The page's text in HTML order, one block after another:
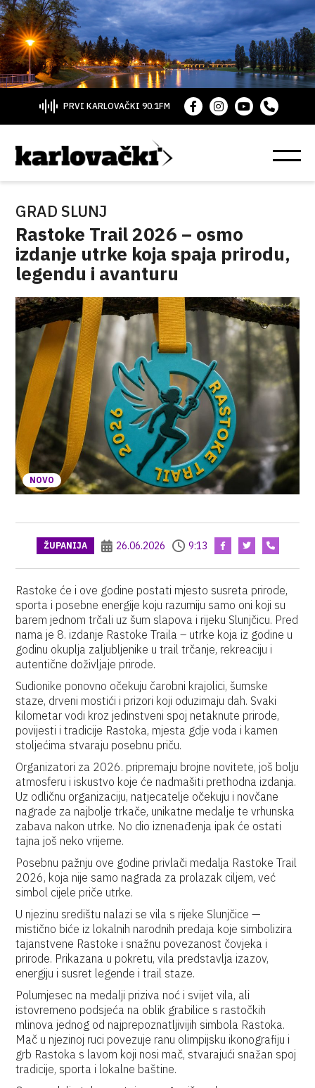
PRVI KARLOVAČKI 90.1FM
GRAD SLUNJ
Rastoke Trail 2026 – osmo
izdanje utrke koja spaja prirodu,
legendu i avanturu
NOVO
ŽUPANIJA 26.06.2026 9:13
Rastoke će i ove godine postati mjesto susreta prirode,
sporta i posebne energije koju razumiju samo oni koji su
barem jednom trčali uz šum slapova i rijeku Slunjčicu. Pred
nama je 8. izdanje Rastoke Traila – utrke koja iz godine u
godinu okuplja zaljubljenike u trail trčanje, rekreaciju i
autentične doživljaje prirode.
Sudionike ponovno očekuju čarobni krajolici, šumske
staze, drveni mostići i prizori koji oduzimaju dah. Svaki
kilometar vodi kroz jedinstveni spoj netaknute prirode,
povijesti i tradicije Rastoka, mjesta gdje voda i kamen
stoljećima stvaraju posebnu priču.
Organizatori za 2026. pripremaju brojne novitete, još bolju
atmosferu i iskustvo koje će nadmašiti prethodna izdanja.
Uz odličnu organizaciju, natjecatelje očekuju i novčane
nagrade za najbolje trkače, unikatne medalje te vrhunska
zabava nakon utrke. No dio iznenađenja ipak će ostati
tajna još neko vrijeme.
Posebnu pažnju ove godine privlači medalja Rastoke Trail
2026, koja nije samo nagrada za prolazak ciljem, već
simbol cijele priče utrke.
U njezinu središtu nalazi se vila s rijeke Slunjčice —
mistično biće iz lokalnih narodnih predaja koje simbolizira
tajanstvene Rastoke i snažnu povezanost čovjeka i
prirode. Prikazana u pokretu, vila predstavlja izazov,
energiju i susret legende i trail staze.
Polumjesec na medalji priziva noć i svijet vila, ali
istovremeno podsjeća na oblik grabilice s rastočkih
mlinova jednog od najprepoznatljivijih simbola Rastoka.
Mač u njezinoj ruci povezuje ranu olimpijsku ikonografiju i
grb Rastoka s lavom koji nosi mač, stvarajući snažan spoj
tradicije, sporta i lokalne baštine.